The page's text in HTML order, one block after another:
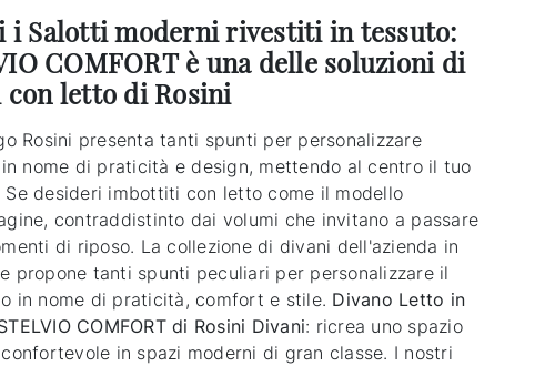
i Salotti moderni rivestiti in tessuto:
COMFORT è una delle soluzioni di
con letto di Rosini
Rosini presenta tanti spunti per personalizzare
nome di praticità e design, mettendo al centro il tuo
desideri imbottiti con letto come il modello
contraddistinto dai volumi che invitano a passare
di riposo. La collezione di divani dell'azienda in
propone tanti spunti peculiari per personalizzare il
in nome di praticità, comfort e stile. Divano Letto in
COMFORT di Rosini Divani: ricrea uno spazio
in spazi moderni di gran classe. I nostri